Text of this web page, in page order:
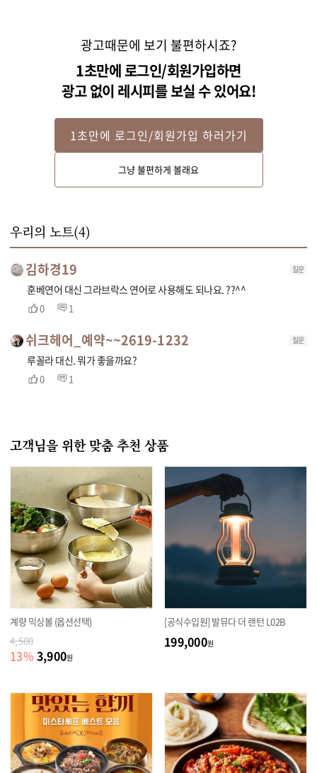
냄비에 물, 식초, 소금을 넣고 끓으면 달걀을 넣고 한방향으로 저어 2~3분 정
도 익혀 수란을 만들고 체에 밭쳐 물기를 빼주세요.
광고때문에 보기 불편하시죠?
1초만에 로그인/회원가입하면
광고 없이 레시피를 보실 수 있어요!
1초만에 로그인/회원가입 하러가기
그냥 불편하게 볼래요
우리의 노트(4)
김하경19 질문
훈베연어 대신 그라브락스 연어로 사용해도 되나요. ??^^
0 1
쉬크헤어_예약~~2619-1232 질문
루꼴라 대신. 뭐가 좋을까요?
0 1
고객님을 위한 맞춤 추천 상품
계량 믹싱볼 (옵션선택)
4,500
13% 3,900원
[공식수입원] 발뮤다 더 랜턴 L02B
199,000원